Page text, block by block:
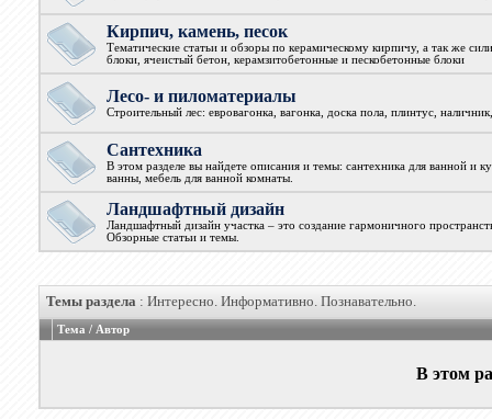
Кирпич, камень, песок
Тематические статьи и обзоры по керамическому кирпичу, а так же
блоки, ячеистый бетон, керамзитобетонные и пескобетонные блоки
Лесо- и пиломатериалы
Строительный лес: евровагонка, вагонка, доска пола, плинтус,
Сантехника
В этом разделе вы найдете описания и темы: сантехника для ванной и
ванны, мебель для ванной комнаты.
Ландшафтный дизайн
Ландшафтный дизайн участка – это создание гармоничного
Обзорные статьи и темы.
Темы раздела: Интересно. Информативно. Познавательно.
Тема / Автор
В этом